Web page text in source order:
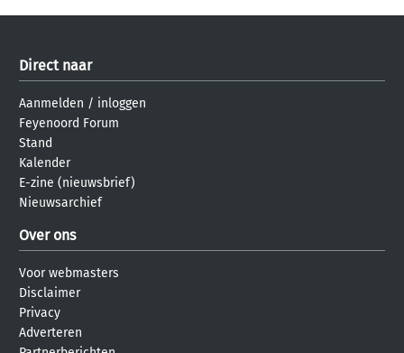
Direct naar
Aanmelden / inloggen
Feyenoord Forum
Stand
Kalender
E-zine (nieuwsbrief)
Nieuwsarchief
Over ons
Voor webmasters
Disclaimer
Privacy
Adverteren